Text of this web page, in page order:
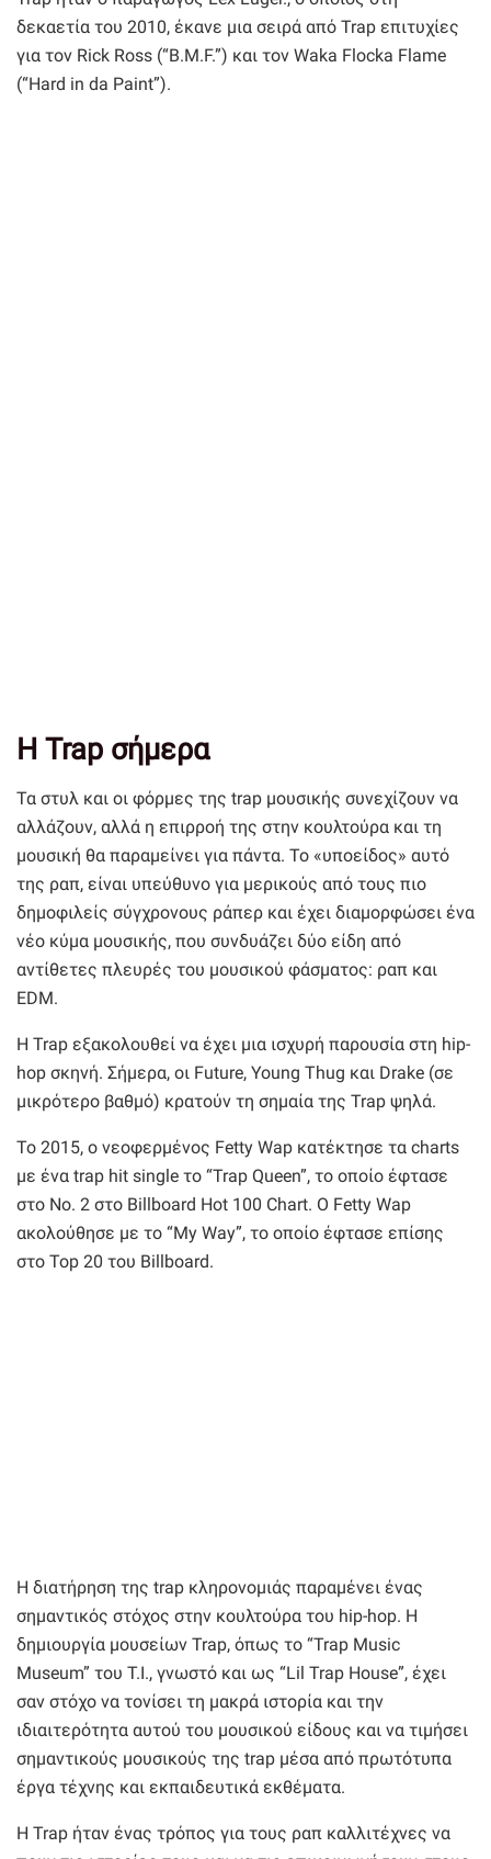
δεκαετία του 2010, έκανε μια σειρά από Trap επιτυχίες
για τον Rick Ross (“B.M.F.”) και τον Waka Flocka Flame
(“Hard in da Paint”).
Η Trap σήμερα
Τα στυλ και οι φόρμες της trap μουσικής συνεχίζουν να
αλλάζουν, αλλά η επιρροή της στην κουλτούρα και τη
μουσική θα παραμείνει για πάντα. Το «υποείδος» αυτό
της ραπ, είναι υπεύθυνο για μερικούς από τους πιο
δημοφιλείς σύγχρονους ράπερ και έχει διαμορφώσει ένα
νέο κύμα μουσικής, που συνδυάζει δύο είδη από
αντίθετες πλευρές του μουσικού φάσματος: ραπ και
EDM.
Η Trap εξακολουθεί να έχει μια ισχυρή παρουσία στη hip-
hop σκηνή. Σήμερα, οι Future, Young Thug και Drake (σε
μικρότερο βαθμό) κρατούν τη σημαία της Trap ψηλά.
Το 2015, ο νεοφερμένος Fetty Wap κατέκτησε τα charts
με ένα trap hit single το “Trap Queen”, το οποίο έφτασε
στο Νο. 2 στο Billboard Hot 100 Chart. Ο Fetty Wap
ακολούθησε με το “My Way”, το οποίο έφτασε επίσης
στο Top 20 του Billboard.
Η διατήρηση της trap κληρονομιάς παραμένει ένας
σημαντικός στόχος στην κουλτούρα του hip-hop. Η
δημιουργία μουσείων Trap, όπως το “Trap Music
Museum” του T.I., γνωστό και ως “Lil Trap House”, έχει
σαν στόχο να τονίσει τη μακρά ιστορία και την
ιδιαιτερότητα αυτού του μουσικού είδους και να τιμήσει
σημαντικούς μουσικούς της trap μέσα από πρωτότυπα
έργα τέχνης και εκπαιδευτικά εκθέματα.
Η Trap ήταν ένας τρόπος για τους ραπ καλλιτέχνες να